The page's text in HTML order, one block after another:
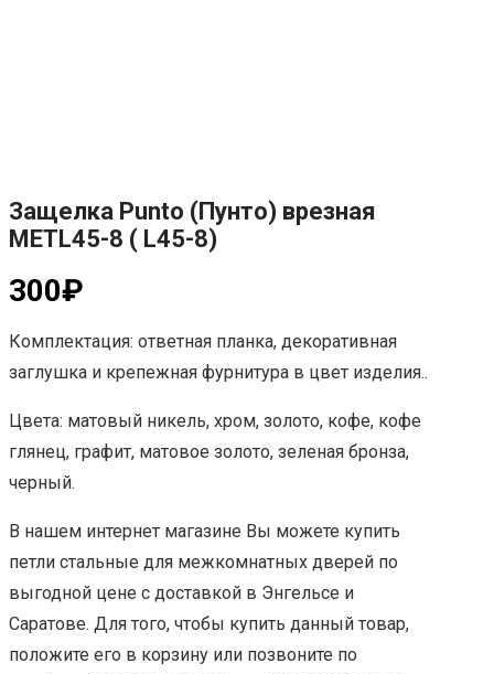
Защелка Punto (Пунто) врезная
METL45-8 ( L45-8)
300₽
Комплектация: ответная планка, декоративная
заглушка и крепежная фурнитура в цвет изделия..
Цвета: матовый никель, хром, золото, кофе, кофе
глянец, графит, матовое золото, зеленая бронза,
черный.
В нашем интернет магазине Вы можете купить
петли стальные для межкомнатных дверей по
выгодной цене с доставкой в Энгельсе и
Саратове. Для того, чтобы купить данный товар,
положите его в корзину или позвоните по